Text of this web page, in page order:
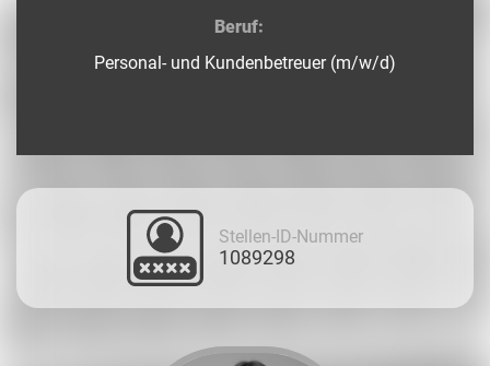
Beruf:
Personal- und Kundenbetreuer (m/w/d)
Stellen-ID-Nummer
1089298